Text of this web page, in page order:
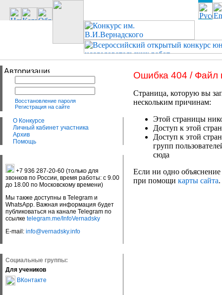
Восстановление пароля
Регистрация на сайте
О Конкурсе
Личный кабинет участника
Архив
Помощь
+7 936 287-20-60 (только для
звонков по России, время работы: с 9.00
до 18.00 по Московскому времени)
Мы также доступны в Telegram и
WhatsApp. Важная информация будет
публиковаться на канале Telegram по
ссылке telegram.me/InfoVernadsky
E-mail: info@vernadsky.info
Социальные группы:
Для учеников
ВКонтакте
Ошибка 404 / Файл
Страница, которую вы
нескольким причинам:
Этой страницы
Доступ к этой
Доступ к этой
групп
сюда
Если ни одно объяснение
при помощи карты сайта.